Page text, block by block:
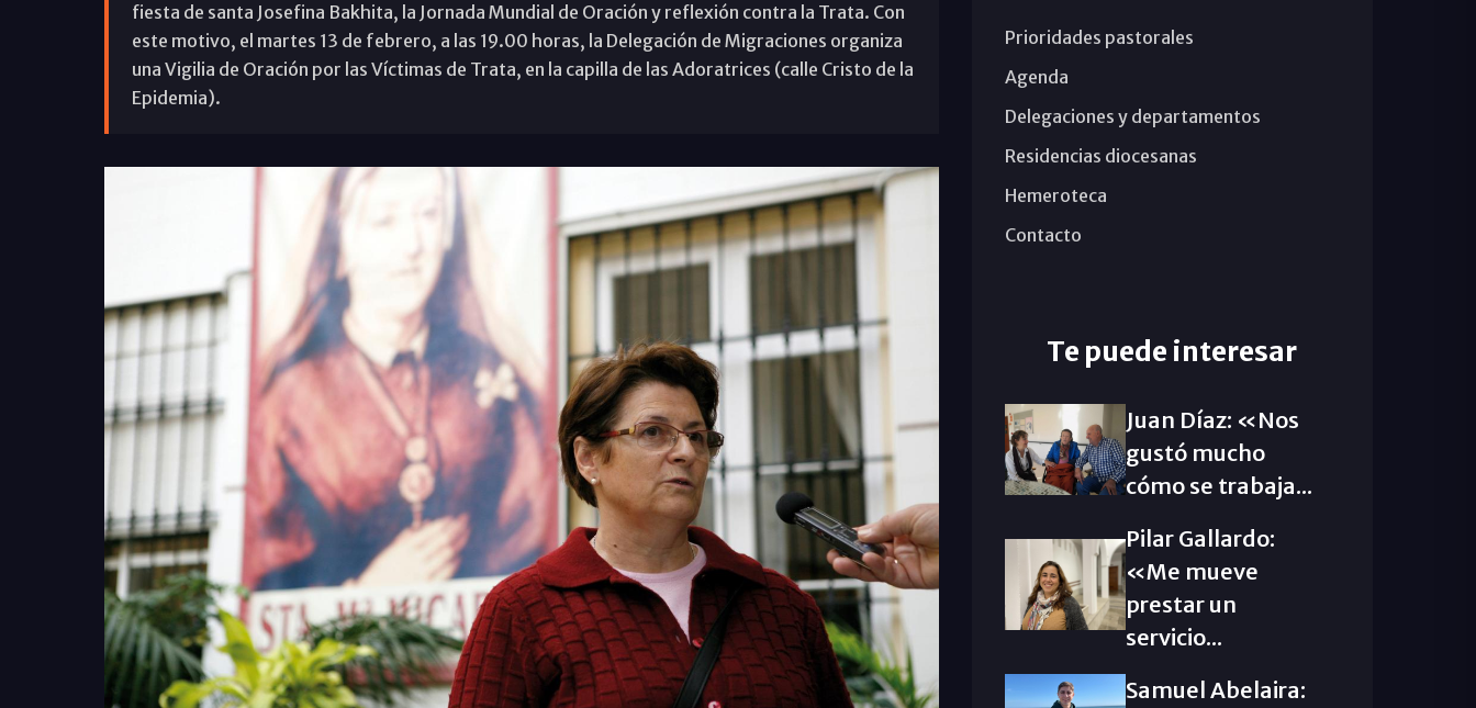
fiesta de santa Josefina Bakhita, la Jornada Mundial de Oración y reflexión contra la Trata. Con
este motivo, el martes 13 de febrero, a las 19.00 horas, la Delegación de Migraciones organiza
una Vigilia de Oración por las Víctimas de Trata, en la capilla de las Adoratrices (calle Cristo de la
Epidemia).
Prioridades pastorales
Agenda
Delegaciones y departamentos
Residencias diocesanas
Hemeroteca
Contacto
Te puede interesar
Juan Díaz: «Nos
gustó mucho
cómo se trabaja...
Pilar Gallardo:
«Me mueve
prestar un
servicio...
Samuel Abelaira: